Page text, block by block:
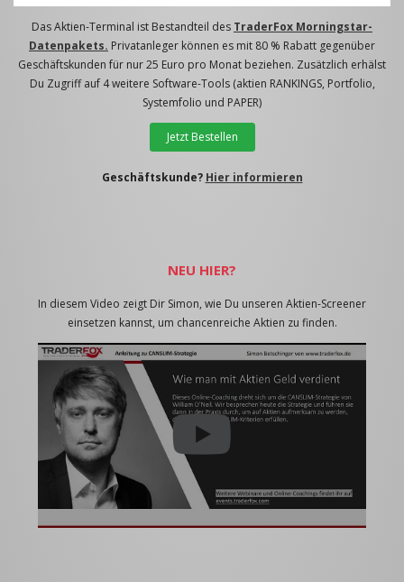
Das Aktien-Terminal ist Bestandteil des TraderFox Morningstar-
Datenpakets. Privatanleger können es mit 80 % Rabatt gegenüber
Geschäftskunden für nur 25 Euro pro Monat beziehen. Zusätzlich erhälst
Du Zugriff auf 4 weitere Software-Tools (aktien RANKINGS, Portfolio,
Systemfolio und PAPER)
Jetzt Bestellen
Geschäftskunde? Hier informieren
NEU HIER?
In diesem Video zeigt Dir Simon, wie Du unseren Aktien-Screener
einsetzen kannst, um chancenreiche Aktien zu finden.